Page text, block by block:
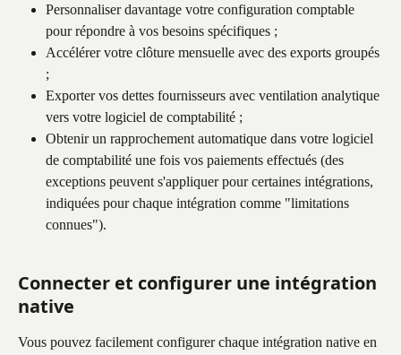
Personnaliser davantage votre configuration comptable
pour répondre à vos besoins spécifiques ;
Accélérer votre clôture mensuelle avec des exports groupés
;
Exporter vos dettes fournisseurs avec ventilation analytique
vers votre logiciel de comptabilité ;
Obtenir un rapprochement automatique dans votre logiciel
de comptabilité une fois vos paiements effectués (des
exceptions peuvent s'appliquer pour certaines intégrations,
indiquées pour chaque intégration comme "limitations
connues").
Connecter et configurer une intégration
native
Vous pouvez facilement configurer chaque intégration native en